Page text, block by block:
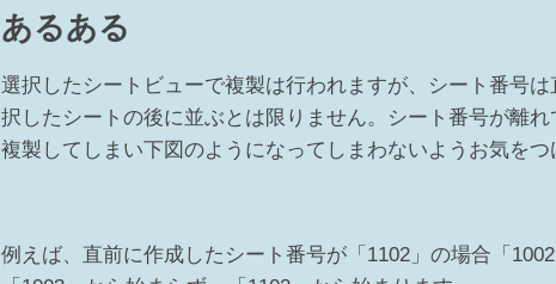
あるある
選択したシートビューで複製は行われますが、シート番号
択したシートの後に並ぶとは限りません。シート番号が離
複製してしまい下図のようになってしまわないようお気を
例えば、直前に作成したシート番号が「1102」の場合「